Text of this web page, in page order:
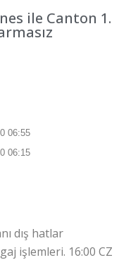
ile Canton 1.
06:55
06:15
dış hatlar
işlemleri. 16:00 CZ